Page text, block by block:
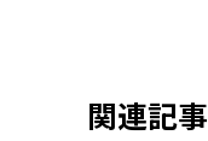
関連記事